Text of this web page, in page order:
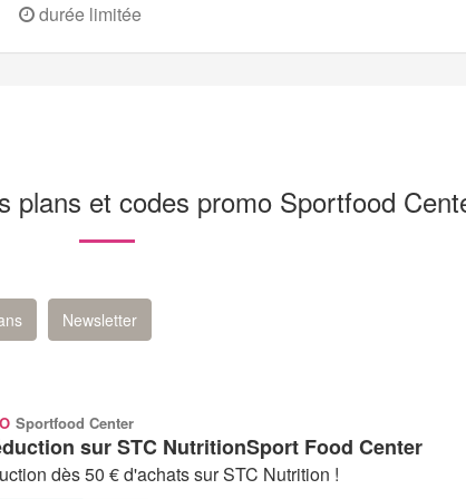
durée limitée
plans et codes promo Sportfood
Newsletter
Sportfood Center
sur STC NutritionSport Food Center
dès 50 € d'achats sur STC Nutrition !